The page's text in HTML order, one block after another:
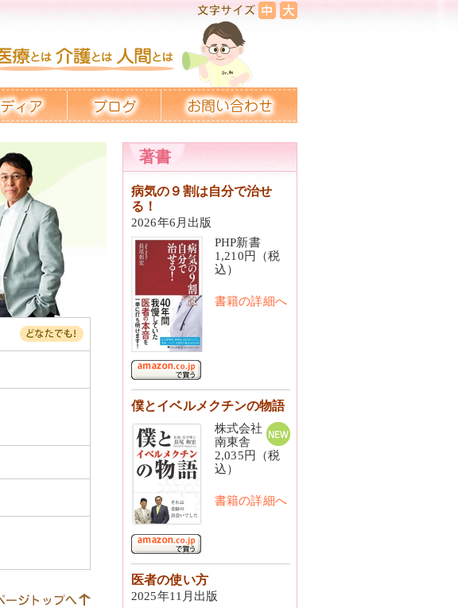
著書
病気の９割は自分で治せ
る！
2026年6月出版
PHP新書
1,210円（税
込）
書籍の詳細へ
僕とイベルメクチンの物語
株式会社
南東舎
2,035円（税
込）
書籍の詳細へ
医者の使い方
2025年11月出版